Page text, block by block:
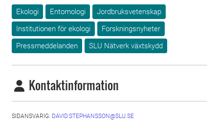
Ekologi Entomologi
Jordbruksvetenskap
Institutionen för ekologi
Forskningsnyheter
Pressmeddelanden
SLU Nätverk växtskydd
Kontaktinformation
SIDANSVARIG: DAVID.STEPHANSSON@SLU.SE